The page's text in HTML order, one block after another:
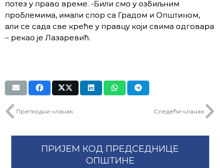
потез у право време. -Били смо у озбиљним
проблемима, имали спор са Градом и Општином,
али се сада све креће у правцу који свима одговара
– рекао је Лазаревић.
Претходни чланак Следећи чланак
ПРИЈЕМ КОД ПРЕДСЕДНИЦЕ
ОПШТИНЕ